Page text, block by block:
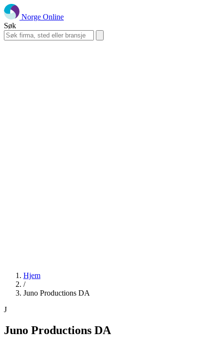
Norge Online
Søk
Hjem
/
Juno Productions DA
J
Juno Productions DA